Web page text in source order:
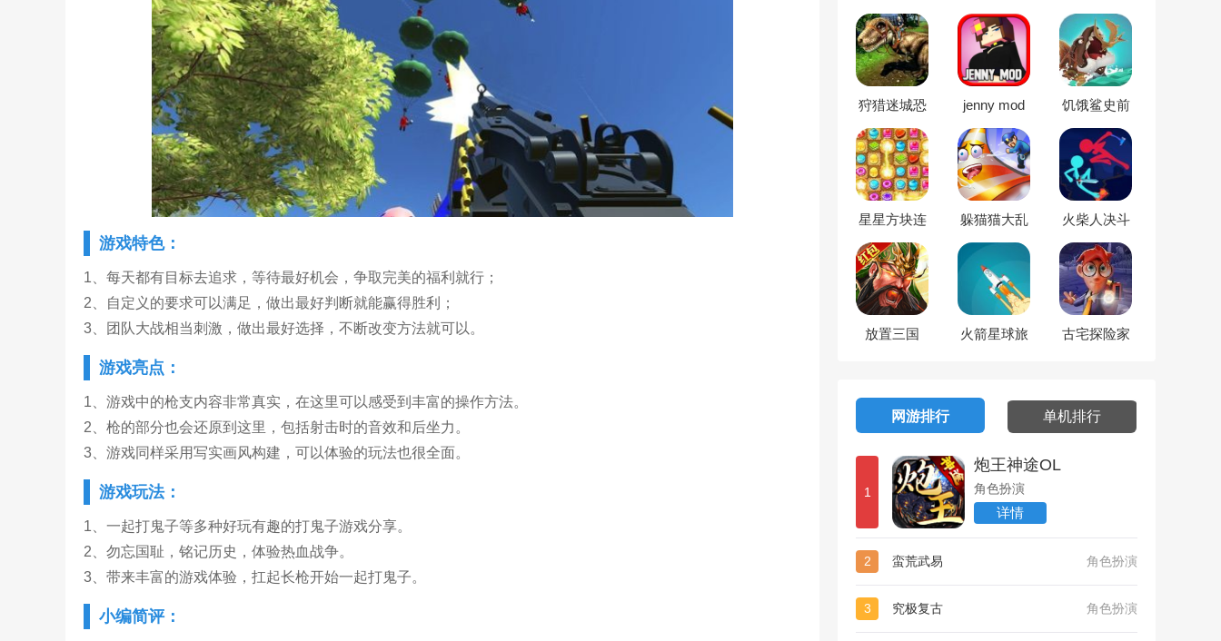
游戏特色：
1、每天都有目标去追求，等待最好机会，争取完美的福利就行；
2、自定义的要求可以满足，做出最好判断就能赢得胜利；
3、团队大战相当刺激，做出最好选择，不断改变方法就可以。
游戏亮点：
1、游戏中的枪支内容非常真实，在这里可以感受到丰富的操作方法。
2、枪的部分也会还原到这里，包括射击时的音效和后坐力。
3、游戏同样采用写实画风构建，可以体验的玩法也很全面。
游戏玩法：
1、一起打鬼子等多种好玩有趣的打鬼子游戏分享。
2、勿忘国耻，铭记历史，体验热血战争。
3、带来丰富的游戏体验，扛起长枪开始一起打鬼子。
小编简评：
狩猎迷城恐
jenny mod
饥饿鲨史前
星星方块连
躲猫猫大乱
火柴人决斗
放置三国
火箭星球旅
古宅探险家
网游排行 单机排行
1
炮王神途OL
角色扮演
详情
2 蛮荒武易 角色扮演
3 究极复古 角色扮演